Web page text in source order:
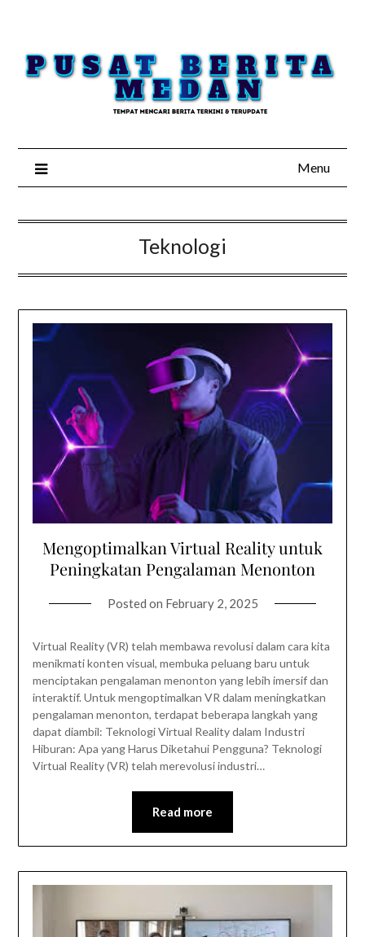
content
Menu
Teknologi
Mengoptimalkan Virtual Reality untuk
Peningkatan Pengalaman Menonton
Posted on February 2, 2025
Virtual Reality (VR) telah membawa revolusi dalam cara kita
menikmati konten visual, membuka peluang baru untuk
menciptakan pengalaman menonton yang lebih imersif dan
interaktif. Untuk mengoptimalkan VR dalam meningkatkan
pengalaman menonton, terdapat beberapa langkah yang
dapat diambil: Teknologi Virtual Reality dalam Industri
Hiburan: Apa yang Harus Diketahui Pengguna? Teknologi
Virtual Reality (VR) telah merevolusi industri…
Read more